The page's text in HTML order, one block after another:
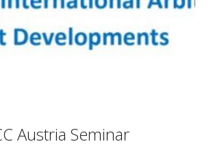
Austria Seminar